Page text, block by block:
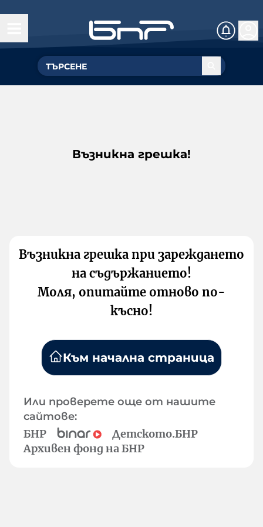
Възникна грешка!
Възникна грешка при зареждането
на съдържанието!
Моля, опитайте отново по-
късно!
Към начална страница
Или проверете още от нашите
сайтове:
БНР
Детското.БНР
Архивен фонд на БНР